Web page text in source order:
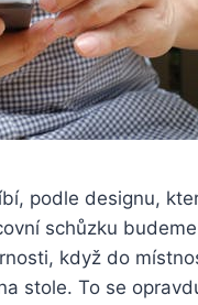
podle designu,
schůzku
když do
stole. To se